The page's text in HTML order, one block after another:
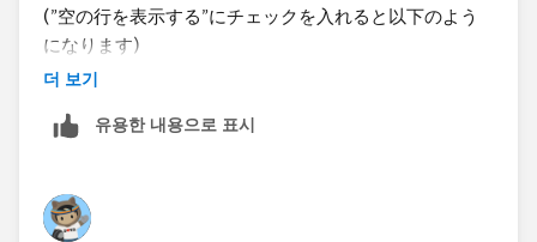
(”空の行を表示する”にチェックを入れると以下のよう
になります)​
더 보기
유용한 내용으로 표시